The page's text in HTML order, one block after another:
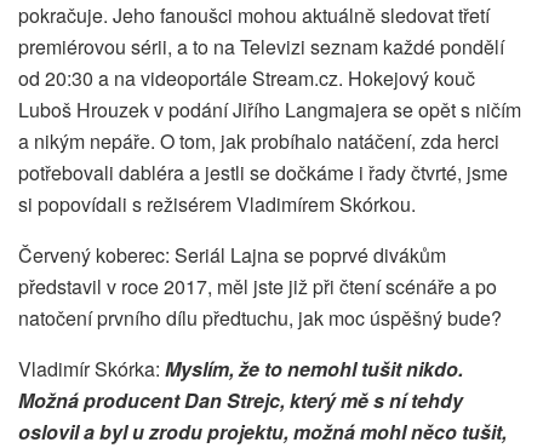
pokračuje. Jeho fanoušci mohou aktuálně sledovat třetí
premiérovou sérii, a to na Televizi seznam každé pondělí
od 20:30 a na videoportále Stream.cz. Hokejový kouč
Luboš Hrouzek v podání Jiřího Langmajera se opět s ničím
a nikým nepáře. O tom, jak probíhalo natáčení, zda herci
potřebovali dabléra a jestli se dočkáme i řady čtvrté, jsme
si popovídali s režisérem Vladimírem Skórkou.
Červený koberec: Seriál Lajna se poprvé divákům
představil v roce 2017, měl jste již při čtení scénáře a po
natočení prvního dílu předtuchu, jak moc úspěšný bude?
Vladimír Skórka: Myslím, že to nemohl tušit nikdo.
Možná producent Dan Strejc, který mě s ní tehdy
oslovil a byl u zrodu projektu, možná mohl něco tušit,